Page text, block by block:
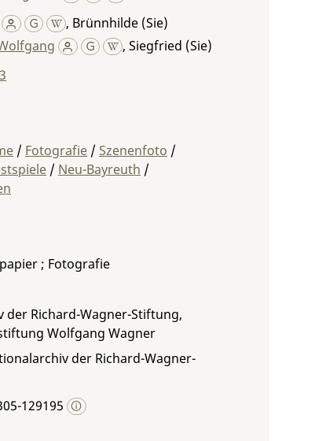
, Brünnhilde (Sie)
, Siegfried (Sie)
; Fotografie
der Richard-Wagner-Stiftung,
Wolfgang Wagner
/ Fotografie / Szenenfoto /
/ Neu-Bayreuth /
der Richard-Wagner-
129195